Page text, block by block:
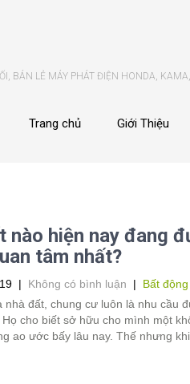
BÁN LẺ MÁY PHÁT ĐIỆN HONDA,
Trang chủ Giới Thiệu
nào hiện nay đang
tâm nhất?
| Không có bình luận | Bất
nhà đất, chung cư luôn là nhu cầu
cho biết sở hữu cho mình một
ao ước bấy lâu nay. Thế nhưng